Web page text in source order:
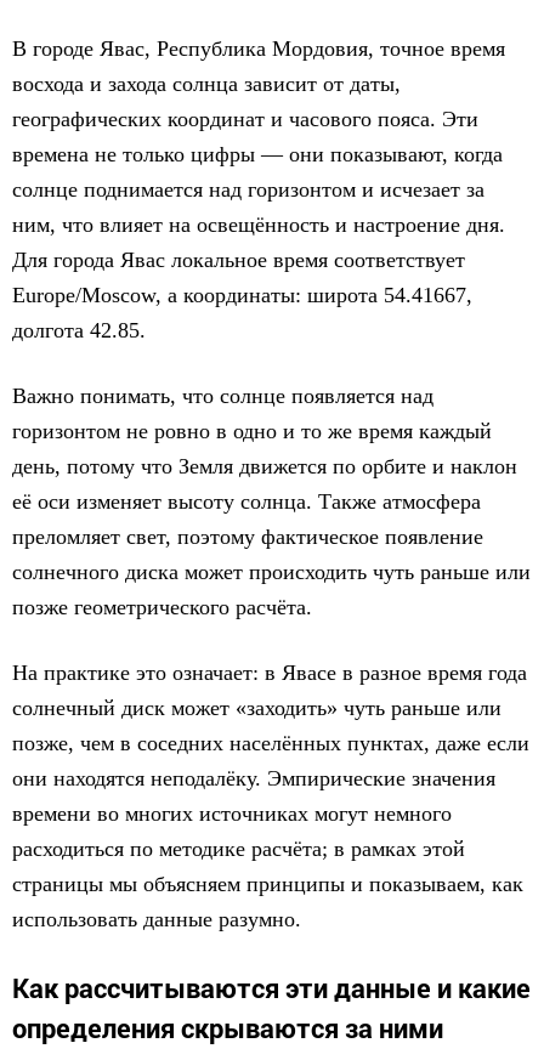
В городе Явас, Республика Мордовия, точное время
восхода и захода солнца зависит от даты,
географических координат и часового пояса. Эти
времена не только цифры — они показывают, когда
солнце поднимается над горизонтом и исчезает за
ним, что влияет на освещённость и настроение дня.
Для города Явас локальное время соответствует
Europe/Moscow, а координаты: широта 54.41667,
долгота 42.85.
Важно понимать, что солнце появляется над
горизонтом не ровно в одно и то же время каждый
день, потому что Земля движется по орбите и наклон
её оси изменяет высоту солнца. Также атмосфера
преломляет свет, поэтому фактическое появление
солнечного диска может происходить чуть раньше или
позже геометрического расчёта.
На практике это означает: в Явасе в разное время года
солнечный диск может «заходить» чуть раньше или
позже, чем в соседних населённых пунктах, даже если
они находятся неподалёку. Эмпирические значения
времени во многих источниках могут немного
расходиться по методике расчёта; в рамках этой
страницы мы объясняем принципы и показываем, как
использовать данные разумно.
Как рассчитываются эти данные и какие
определения скрываются за ними